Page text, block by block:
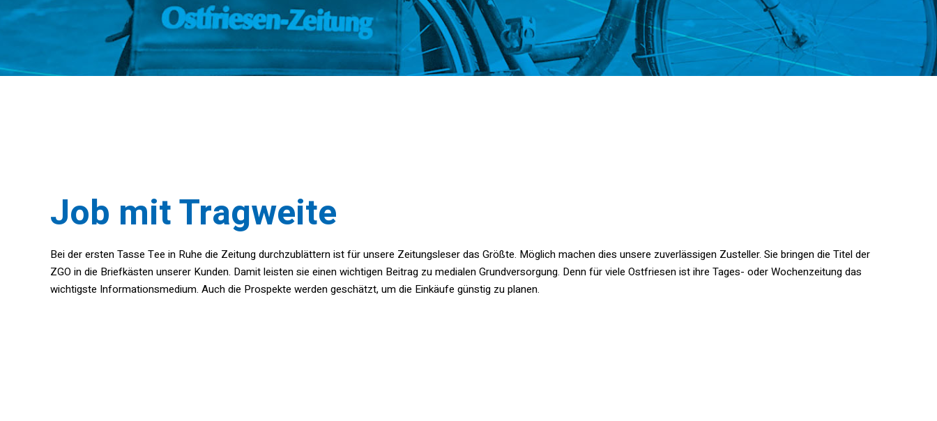
Job mit Tragweite
Bei der ersten Tasse Tee in Ruhe die Zeitung durchzublättern ist für unsere Zeitungsleser das Größte. Möglich machen dies unsere zuverlässigen Zusteller. Sie bringen die Titel der
ZGO in die Briefkästen unserer Kunden. Damit leisten sie einen wichtigen Beitrag zu medialen Grundversorgung. Denn für viele Ostfriesen ist ihre Tages- oder Wochenzeitung das
wichtigste Informationsmedium. Auch die Prospekte werden geschätzt, um die Einkäufe günstig zu planen.